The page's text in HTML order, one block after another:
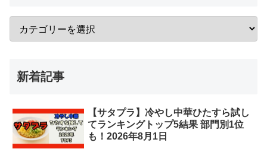
新着記事
【サタプラ】冷やし中華ひたすら試し
てランキングトップ5結果 部門別1位
も！2026年8月1日